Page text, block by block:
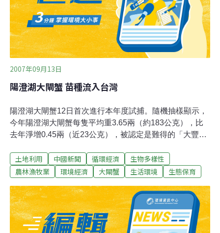
2007年09月13日
陽澄湖大閘蟹 苗種流入台灣
陽澄湖大閘蟹12日首次進行本年度試捕。隨機抽樣顯示，
今年陽澄湖大閘蟹每隻平均重3.65兩（約183公克），比
去年淨增0.45兩（近23公克），被認定是難得的「大豐
台商到陽澄湖探路，先後二次收購近300市斤（約150公
斤）的大閘蟹苗種，輾轉入台，並養殖成功。 蘇州市農林
噸，僅蘇州市的需求量就達3萬噸。市場人士指出，內地
需求太大，且今年大閘蟹行情看漲，內需量大，業者出口
台灣的意願不高。 據了解，太湖流域周邊湖泊都產大閘
蟹，品質不一，有的業者為冒充陽澄湖大閘蟹，把外來大
土地利用 中國新聞 循環經濟
生物多樣性
農林漁牧業
環境經濟 大閘蟹 生活環境 生態保育